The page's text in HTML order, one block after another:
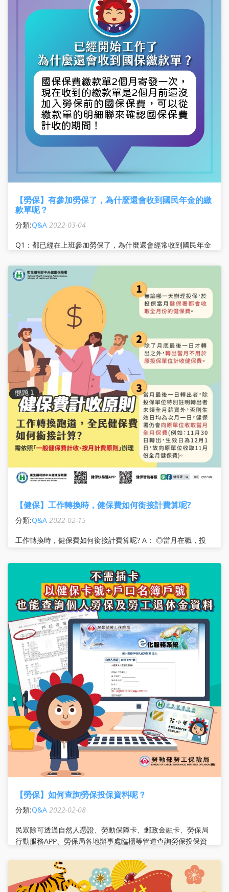
【勞保】有參加勞保了，為什麼還會收到國民年金的繳
款單呢？
分類:Q&A 2022-03-04
Q1：都已經在上班參加勞保了，為什麼還會經常收到國民年金
A1： 勞保加保後國民年金會退保，但繳款單最快要次月底才
會製發 基於社會保險不中斷
【健保】工作轉換時，健保費如何銜接計費算呢?
分類:Q&A 2022-02-15
工作轉換時，健保費如何銜接計費算呢? A： ◎當月在職，投
特別註明未領全月薪資，健保署將向原單位收取全月健保費 ◎
當月非最後一日轉出，轉
【勞保】如何查詢勞保投保資料呢？
分類:Q&A 2022-02-08
民眾除可透過自然人憑證、勞動保障卡、郵政金融卡、勞保局
行動服務APP、勞保局各地辦事處臨櫃等管道查詢勞保投保資
名簿戶號(免插卡)」登入勞保局e化服